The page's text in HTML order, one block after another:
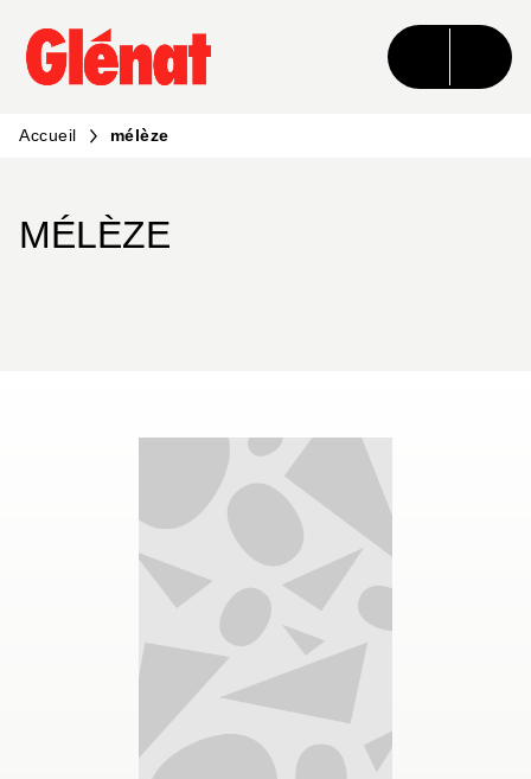
MENU RECHERCHE CONTENU
PIED DE PAGE
Accueil mélèze
MÉLÈZE